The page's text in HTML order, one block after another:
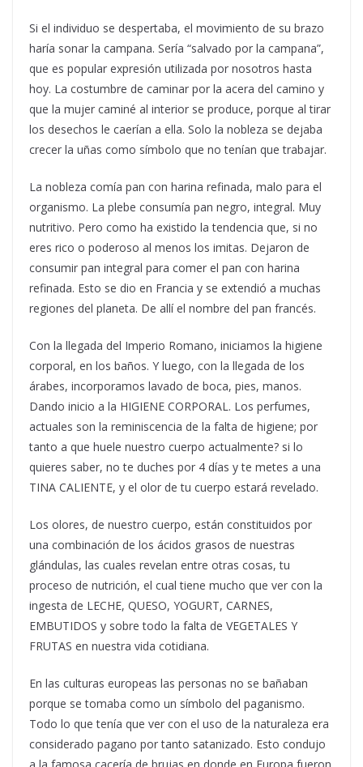
Si el individuo se despertaba, el movimiento de su brazo
haría sonar la campana. Sería “salvado por la campana”,
que es popular expresión utilizada por nosotros hasta
hoy. La costumbre de caminar por la acera del camino y
que la mujer caminé al interior se produce, porque al tirar
los desechos le caerían a ella. Solo la nobleza se dejaba
crecer la uñas como símbolo que no tenían que trabajar.
La nobleza comía pan con harina refinada, malo para el
organismo. La plebe consumía pan negro, integral. Muy
nutritivo. Pero como ha existido la tendencia que, si no
eres rico o poderoso al menos los imitas. Dejaron de
consumir pan integral para comer el pan con harina
refinada. Esto se dio en Francia y se extendió a muchas
regiones del planeta. De allí el nombre del pan francés.
Con la llegada del Imperio Romano, iniciamos la higiene
corporal, en los baños. Y luego, con la llegada de los
árabes, incorporamos lavado de boca, pies, manos.
Dando inicio a la HIGIENE CORPORAL. Los perfumes,
actuales son la reminiscencia de la falta de higiene; por
tanto a que huele nuestro cuerpo actualmente? si lo
quieres saber, no te duches por 4 días y te metes a una
TINA CALIENTE, y el olor de tu cuerpo estará revelado.
Los olores, de nuestro cuerpo, están constituidos por
una combinación de los ácidos grasos de nuestras
glándulas, las cuales revelan entre otras cosas, tu
proceso de nutrición, el cual tiene mucho que ver con la
ingesta de LECHE, QUESO, YOGURT, CARNES,
EMBUTIDOS y sobre todo la falta de VEGETALES Y
FRUTAS en nuestra vida cotidiana.
En las culturas europeas las personas no se bañaban
porque se tomaba como un símbolo del paganismo.
Todo lo que tenía que ver con el uso de la naturaleza era
considerado pagano por tanto satanizado. Esto condujo